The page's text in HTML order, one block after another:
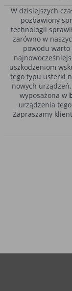
W dzisiejszych
pozbawiony
technologii
zarówno w
powodu
uszkodzeniom
tego typu usterki
nowych
wyposażona w
urządzenia
Zapraszamy
klimatycznymi
kraju stają się